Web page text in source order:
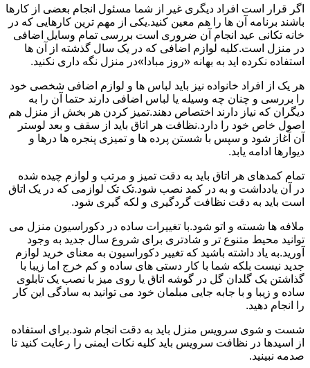
اگر قرار است افراد دیگری غیر از شما مسئول انجام بعضی از کارها
باشند برنامه آن ها را هم معین کنید.یکی از مهم ترین کارهایی که در
خانه تکانی عید انجام آن ضروری است بررسی تمام وسایل اضافی
در منزل است.کلیه لوازم اضافی که در یک سال گذشته از آن ها
استفاده نکرده اید به بهانه «روز مبادا»در منزل نگه داری نکنید.
هر یک از افراد خانواده نیز باید لباس ها و لوازم اضافی شخصی خود
را بررسی و چنان چه وسیله یا لباس اضافی دارند حتما آن را به
دیگران که نیاز دارند اختصاص دهند.تمیز کردن هر بخش از منزل هم
اصول خاص خود را دارد.نظافت هر اتاق باید از سقف و بعد لوستر
آن آغاز شود و سپس با شستن پرده ها و تمیزی پنجره ها درها و
دیوارها ادامه یابد.
تمام کمدهای هر اتاق باید به دقت تمیز و مرتب و لوازم چیده شده
در آن یادداشت و به در کمد نصب شود.تک تک لوازمی که در یک اتاق
است باید به دقت نظافت گردگیری و لکه گیری شود.
ملافه ها شسته و اتو شود.با تغییرات ساده در دکوراسیون منزل می
توانید محیط متنوع تر و شادتری برای شروع سال جدید به وجود
آورید.به یاد داشته باشید که تغییر دکوراسیون به معنای خرید لوازم
جدید نیست بلکه شما با کار دستی های ساده و کم خرج اما زیبا با
گذاشتن یک گلدان گل در گوشه اتاق یا روی میز با نصب یک تابلوی
ساده و زیبا و با جابه جایی مبلمان خود می توانید به سادگی این کار
را انجام دهید.
شست و شوی سرویس منزل باید به دقت انجام شود.برای استفاده
از اسیدها در نظافت سرویس باید کلیه نکات ایمنی را رعایت کنید تا
صدمه نبینید.